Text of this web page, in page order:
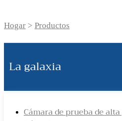
Hogar > Productos
La galaxia
Cámara de prueba de